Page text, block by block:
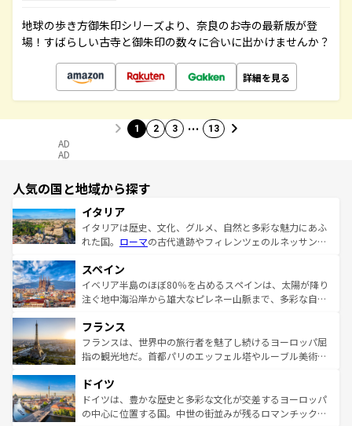
地球の歩き方御朱印シリーズより、奈良のお寺の最新版が登
場！すばらしい古寺と御朱印の数々に合いに出かけませんか？
詳細を見る
1 2 3 … 13
AD
AD
人気の国と地域から探す
イタリア
イタリアは歴史、文化、グルメ、自然と多彩な魅力にあふ
れた国。 ローマの古代遺跡やフィレンツェのルネッサンス
ろん、トスカーナの美しい田園風景やアマルフィ海岸の絶
景など、自然景観も見逃せない。観光の合間には、本場の
ピザやパスタなど、絶品のイタリア料理を堪能することも
ませてくれるイタリアで、忘れられない旅をしてみよう！
なお、新着のイタリア情報はコンテンツ一覧 を参照してほ
しい。
スペイン
イベリア半島のほぼ80％を占めるスペインは、太陽が降り
注ぐ地中海沿岸から雄大なピレネー山脈まで、多彩な自然
文化が根付くこの国では、情熱的なフラメンコ、熱気あふ
れる闘牛、そして美味しいタパスが生活の一部となってい
る。首都マドリードの洗練された雰囲気や、バルセロナの
の城塞都市、穏やかなビーチリゾートまで多彩な表情を見
せる。地方によって風土や気候が異なるスペインはその個
性で訪れる人を魅了する。 なお、新着のスペイン情報はコ
フランス
フランスは、世界中の旅行者を魅了し続けるヨーロッパ屈
指の観光地だ。首都パリのエッフェル塔やルーブル美術館
で、幅広い魅力が詰まっている。華麗な宮殿、歴史的な大
聖堂、美しいビーチ、そして豊かな自然が、訪れる者を心
から魅了する。また、フランスは美食の国としても知ら
ドイツ
ドイツは、豊かな歴史と多彩な文化が交差するヨーロッパ
の中心に位置する国。中世の街並みが残るロマンチック街